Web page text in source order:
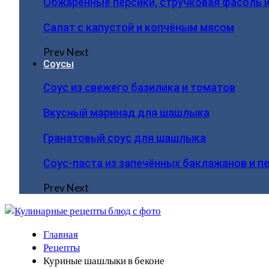
Салат с капустой и копчёным мясом
PrevNext
Соусы
Соус из свежего базилика и томатов
Вкусный маринад для шашлыка
Гранатовый соус для шашлыка
Соус-паста из запечённых баклажанов и
PrevNext
Главная
Рецепты
Куриные шашлыки в беконе